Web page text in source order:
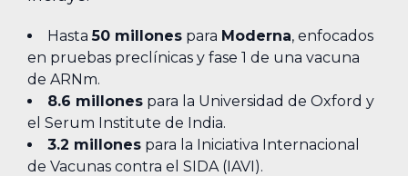
Hasta50 millones para Moderna, enfocados
en pruebas preclínicas y fase 1 de una vacuna
de ARNm.
8.6 millones para la Universidad de Oxford y
el Serum Institute de India.
3.2 millones para la Iniciativa Internacional
de Vacunas contra el SIDA (IAVI).